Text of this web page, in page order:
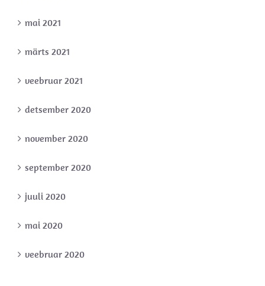
mai 2021
märts 2021
veebruar 2021
detsember 2020
november 2020
september 2020
juuli 2020
mai 2020
veebruar 2020